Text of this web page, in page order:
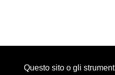
Questo sito o gli